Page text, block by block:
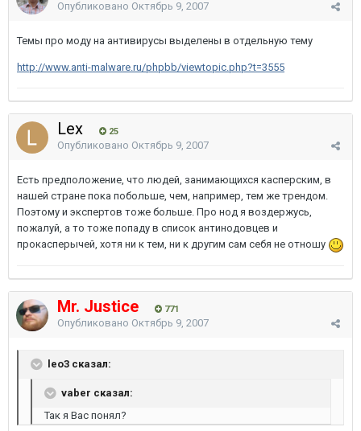
Опубликовано Октябрь 9, 2007
Темы про моду на антивирусы выделены в отдельную тему
http://www.anti-malware.ru/phpbb/viewtopic.php?t=3555
Lex 25
Опубликовано Октябрь 9, 2007
Есть предположение, что людей, занимающихся касперским, в
нашей стране пока побольше, чем, например, тем же трендом.
Поэтому и экспертов тоже больше. Про нод я воздержусь,
пожалуй, а то тоже попаду в список антинодовцев и
прокасперычей, хотя ни к тем, ни к другим сам себя не отношу
Mr. Justice 771
Опубликовано Октябрь 9, 2007
leo3 сказал:
vaber сказал:
Так я Вас понял?